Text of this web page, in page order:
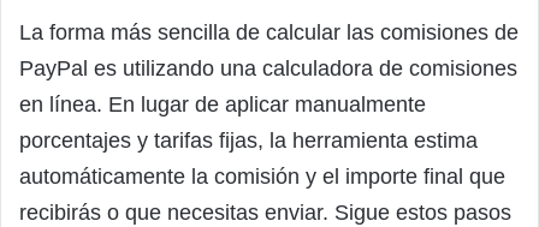
La forma más sencilla de calcular las comisiones de
PayPal es utilizando una calculadora de comisiones
en línea. En lugar de aplicar manualmente
porcentajes y tarifas fijas, la herramienta estima
automáticamente la comisión y el importe final que
recibirás o que necesitas enviar. Sigue estos pasos